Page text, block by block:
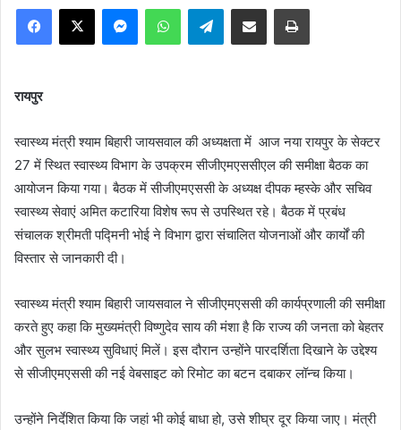
Facebook
X MessengerWhatsAppTelegramShare via Email Print
रायपुर
स्वास्थ्य मंत्री श्याम बिहारी जायसवाल की अध्यक्षता में आज नया रायपुर के सेक्टर
27 में स्थित स्वास्थ्य विभाग के उपक्रम सीजीएमएससीएल की समीक्षा बैठक का
आयोजन किया गया। बैठक में सीजीएमएससी के अध्यक्ष दीपक म्हस्के और सचिव
स्वास्थ्य सेवाएं अमित कटारिया विशेष रूप से उपस्थित रहे। बैठक में प्रबंध
संचालक श्रीमती पद्मिनी भोई ने विभाग द्वारा संचालित योजनाओं और कार्यों की
विस्तार से जानकारी दी।
स्वास्थ्य मंत्री श्याम बिहारी जायसवाल ने सीजीएमएससी की कार्यप्रणाली की समीक्षा
करते हुए कहा कि मुख्यमंत्री विष्णुदेव साय की मंशा है कि राज्य की जनता को बेहतर
और सुलभ स्वास्थ्य सुविधाएं मिलें। इस दौरान उन्होंने पारदर्शिता दिखाने के उद्देश्य
से सीजीएमएससी की नई वेबसाइट को रिमोट का बटन दबाकर लॉन्च किया।
उन्होंने निर्देशित किया कि जहां भी कोई बाधा हो, उसे शीघ्र दूर किया जाए। मंत्री